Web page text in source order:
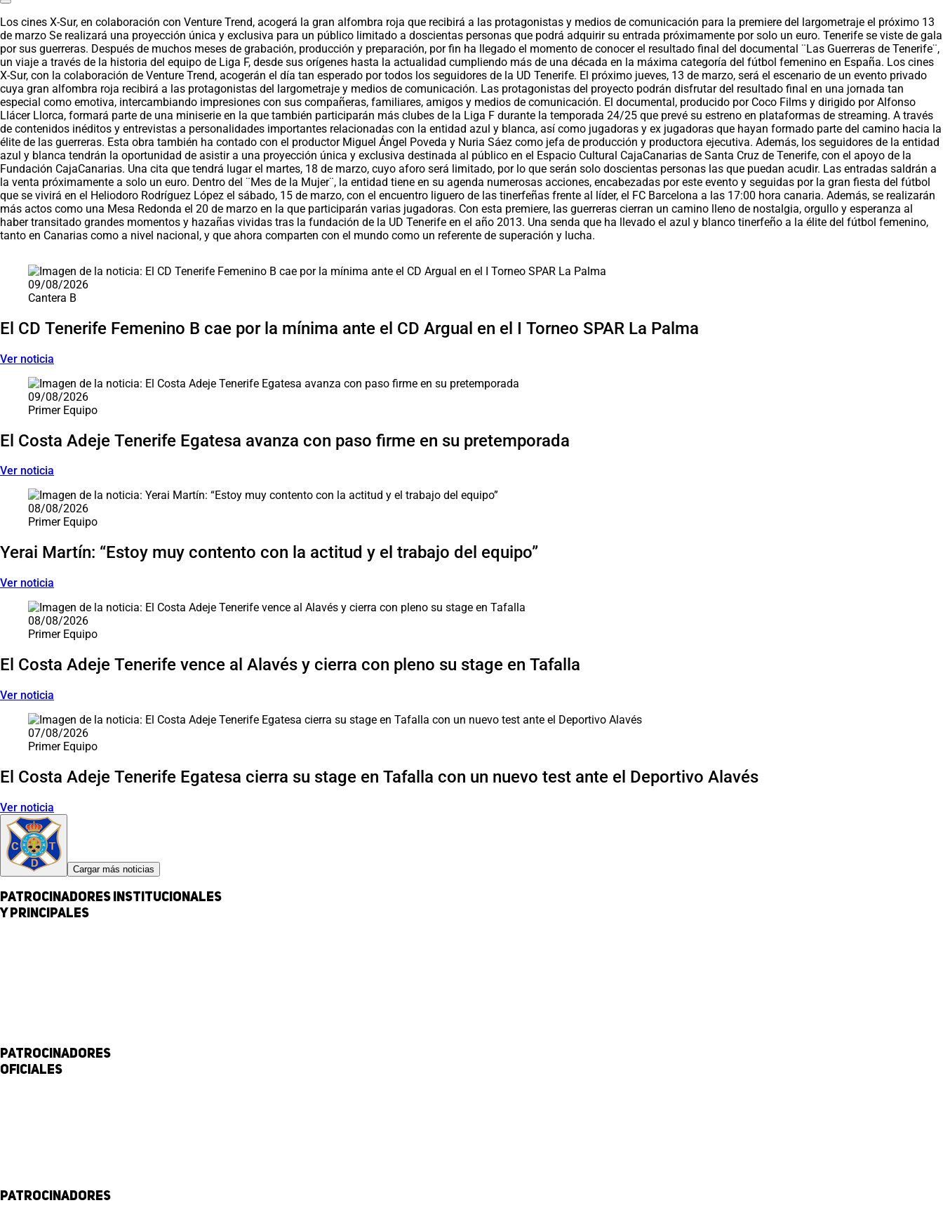
Los cines X-Sur, en colaboración con Venture Trend, acogerá la gran alfombra roja que recibirá a las protagonistas y medios de comunicación para la premiere del largometraje el próximo 13
de marzo Se realizará una proyección única y exclusiva para un público limitado a doscientas personas que podrá adquirir su entrada próximamente por solo un euro. Tenerife se viste de gala
por sus guerreras. Después de muchos meses de grabación, producción y preparación, por fin ha llegado el momento de conocer el resultado final del documental ¨Las Guerreras de Tenerife¨,
un viaje a través de la historia del equipo de Liga F, desde sus orígenes hasta la actualidad cumpliendo más de una década en la máxima categoría del fútbol femenino en España. Los cines
X-Sur, con la colaboración de Venture Trend, acogerán el día tan esperado por todos los seguidores de la UD Tenerife. El próximo jueves, 13 de marzo, será el escenario de un evento privado
cuya gran alfombra roja recibirá a las protagonistas del largometraje y medios de comunicación. Las protagonistas del proyecto podrán disfrutar del resultado final en una jornada tan
especial como emotiva, intercambiando impresiones con sus compañeras, familiares, amigos y medios de comunicación. El documental, producido por Coco Films y dirigido por Alfonso
Llácer Llorca, formará parte de una miniserie en la que también participarán más clubes de la Liga F durante la temporada 24/25 que prevé su estreno en plataformas de streaming. A través
de contenidos inéditos y entrevistas a personalidades importantes relacionadas con la entidad azul y blanca, así como jugadoras y ex jugadoras que hayan formado parte del camino hacia la
élite de las guerreras. Esta obra también ha contado con el productor Miguel Ángel Poveda y Nuria Sáez como jefa de producción y productora ejecutiva. Además, los seguidores de la entidad
azul y blanca tendrán la oportunidad de asistir a una proyección única y exclusiva destinada al público en el Espacio Cultural CajaCanarias de Santa Cruz de Tenerife, con el apoyo de la
Fundación CajaCanarias. Una cita que tendrá lugar el martes, 18 de marzo, cuyo aforo será limitado, por lo que serán solo doscientas personas las que puedan acudir. Las entradas saldrán a
la venta próximamente a solo un euro. Dentro del ¨Mes de la Mujer¨, la entidad tiene en su agenda numerosas acciones, encabezadas por este evento y seguidas por la gran fiesta del fútbol
que se vivirá en el Heliodoro Rodríguez López el sábado, 15 de marzo, con el encuentro liguero de las tinerfeñas frente al líder, el FC Barcelona a las 17:00 hora canaria. Además, se realizarán
más actos como una Mesa Redonda el 20 de marzo en la que participarán varias jugadoras. Con esta premiere, las guerreras cierran un camino lleno de nostalgia, orgullo y esperanza al
haber transitado grandes momentos y hazañas vividas tras la fundación de la UD Tenerife en el año 2013. Una senda que ha llevado el azul y blanco tinerfeño a la élite del fútbol femenino,
tanto en Canarias como a nivel nacional, y que ahora comparten con el mundo como un referente de superación y lucha.
09/08/2026
Cantera B
El CD Tenerife Femenino B cae por la mínima ante el CD Argual en el I Torneo SPAR La Palma
Ver noticia
09/08/2026
Primer Equipo
El Costa Adeje Tenerife Egatesa avanza con paso firme en su pretemporada
Ver noticia
08/08/2026
Primer Equipo
Yerai Martín: “Estoy muy contento con la actitud y el trabajo del equipo”
Ver noticia
08/08/2026
Primer Equipo
El Costa Adeje Tenerife vence al Alavés y cierra con pleno su stage en Tafalla
Ver noticia
07/08/2026
Primer Equipo
El Costa Adeje Tenerife Egatesa cierra su stage en Tafalla con un nuevo test ante el Deportivo Alavés
Ver noticia
Cargar más noticias
Patrocinadores institucionales
y principales
Patrocinadores
Oficiales
Patrocinadores